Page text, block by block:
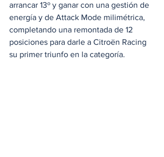
arrancar 13º y ganar con una gestión de
energía y de Attack Mode milimétrica,
completando una remontada de 12
posiciones para darle a Citroën Racing
su primer triunfo en la categoría.